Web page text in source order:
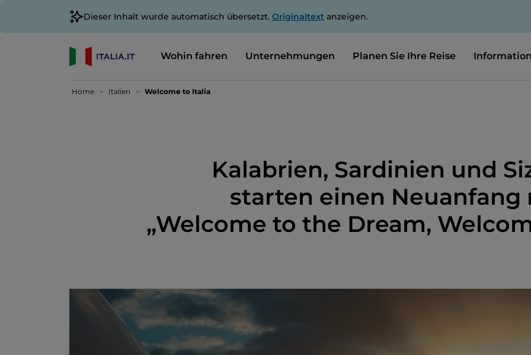
Dieser Inhalt wurde automatisch übersetzt. Originaltext anzeigen.
Wohin fahren Unternehmungen Planen Sie Ihre Reise
Home Italien Welcome to Italia
Kalabrien, Sardinien und
starten einen Neuanfang
„Welcome to the Dream,